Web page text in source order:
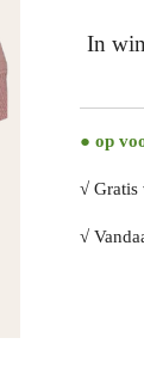
In
● op
√ Gratis
√